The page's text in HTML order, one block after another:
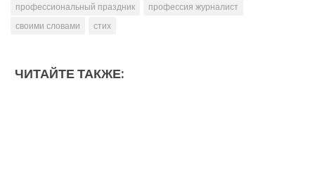
профессиональный праздник
профессия журналист
своими словами
стих
ЧИТАЙТЕ ТАКЖЕ: